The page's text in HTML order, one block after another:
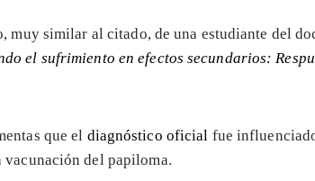
muy similar al citado, de una estudiante del
el sufrimiento en efectos secundarios:
que el diagnóstico oficial fue
vacunación del papiloma.